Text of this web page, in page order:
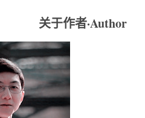
关于作者·Author